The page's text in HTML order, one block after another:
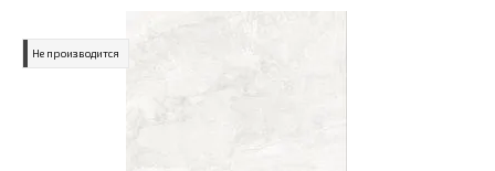
Не производится